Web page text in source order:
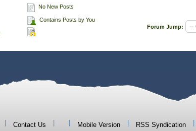
No New Posts
Contains Posts by You
Forum Jump:
Contact Us Mobile Version RSS Syndication